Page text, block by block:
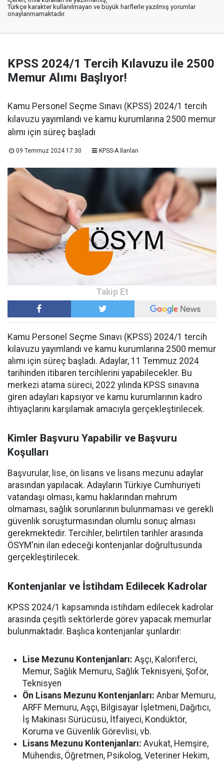
Türkçe karakter kullanılmayan ve büyük harflerle yazılmış yorumlar
onaylanmamaktadır.
KPSS 2024/1 Tercih Kılavuzu ile 2500
Memur Alımı Başlıyor!
Kamu Personel Seçme Sınavı (KPSS) 2024/1 tercih
kılavuzu yayımlandı ve kamu kurumlarına 2500 memur
alımı için süreç başladı
09 Temmuz 2024 17:30 KPSS-A İlanları
Kamu Personel Seçme Sınavı (KPSS) 2024/1 tercih
kılavuzu yayımlandı ve kamu kurumlarına 2500 memur
alımı için süreç başladı. Adaylar, 11 Temmuz 2024
tarihinden itibaren tercihlerini yapabilecekler. Bu
merkezi atama süreci, 2022 yılında KPSS sınavına
giren adayları kapsıyor ve kamu kurumlarının kadro
ihtiyaçlarını karşılamak amacıyla gerçekleştirilecek.
Kimler Başvuru Yapabilir ve Başvuru
Koşulları
Başvurular, lise, ön lisans ve lisans mezunu adaylar
arasından yapılacak. Adayların Türkiye Cumhuriyeti
vatandaşı olması, kamu haklarından mahrum
olmaması, sağlık sorunlarının bulunmaması ve gerekli
güvenlik soruşturmasından olumlu sonuç alması
gerekmektedir. Tercihler, belirtilen tarihler arasında
ÖSYM'nin ilan edeceği kontenjanlar doğrultusunda
gerçekleştirilecek.
Kontenjanlar ve İstihdam Edilecek Kadrolar
KPSS 2024/1 kapsamında istihdam edilecek kadrolar
arasında çeşitli sektörlerde görev yapacak memurlar
bulunmaktadır. Başlıca kontenjanlar şunlardır:
Lise Mezunu Kontenjanları: Aşçı, Kaloriferci,
Memur, Sağlık Memuru, Sağlık Teknisyeni, Şoför,
Teknisyen
Ön Lisans Mezunu Kontenjanları: Anbar Memuru,
ARFF Memuru, Aşçı, Bilgisayar İşletmeni, Dağıtıcı,
İş Makinası Sürücüsü, İtfaiyeci, Kondüktör,
Koruma ve Güvenlik Görevlisi, vb.
Lisans Mezunu Kontenjanları: Avukat, Hemşire,
Mühendis, Öğretmen, Psikolog, Veteriner Hekim,